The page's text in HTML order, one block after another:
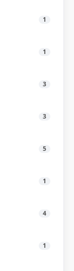
1
1
3
3
5
1
4
1